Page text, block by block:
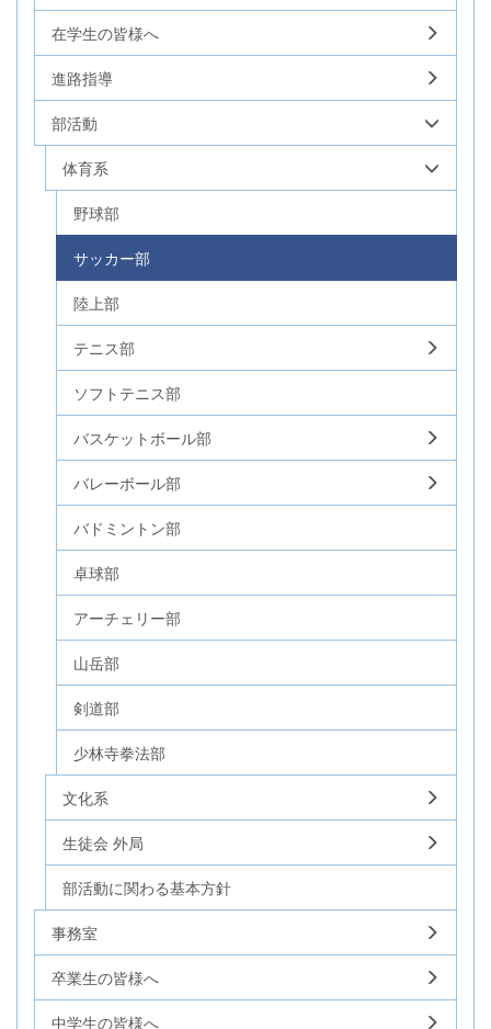
在学生の皆様へ
進路指導
部活動
体育系
野球部
サッカー部
陸上部
テニス部
ソフトテニス部
バスケットボール部
バレーボール部
バドミントン部
卓球部
アーチェリー部
山岳部
剣道部
少林寺拳法部
文化系
生徒会 外局
部活動に関わる基本方針
事務室
卒業生の皆様へ
中学生の皆様へ